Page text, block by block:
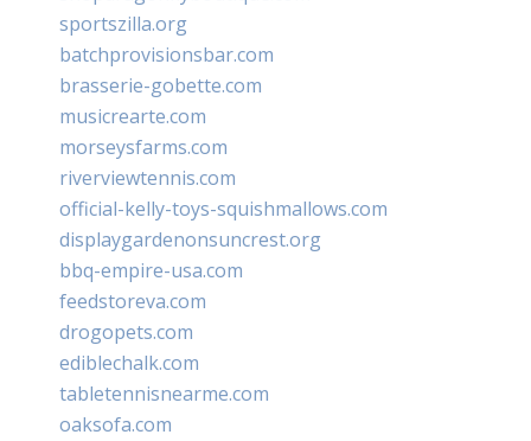
sportszilla.org
batchprovisionsbar.com
brasserie-gobette.com
musicrearte.com
morseysfarms.com
riverviewtennis.com
official-kelly-toys-squishmallows.com
displaygardenonsuncrest.org
bbq-empire-usa.com
feedstoreva.com
drogopets.com
ediblechalk.com
tabletennisnearme.com
oaksofa.com